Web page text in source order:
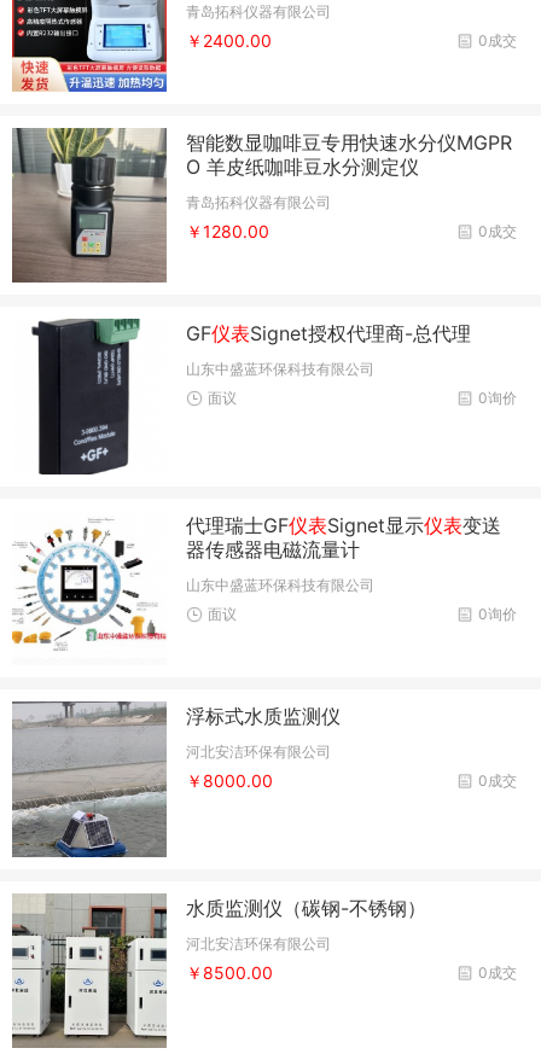
青岛拓科仪器有限公司
0成交
￥2400.00
智能数显咖啡豆专用快速水分仪MGPR
O 羊皮纸咖啡豆水分测定仪
青岛拓科仪器有限公司
0成交
￥1280.00
GF仪表Signet授权代理商-总代理
山东中盛蓝环保科技有限公司
0询价
面议
代理瑞士GF仪表Signet显示仪表变送
器传感器电磁流量计
山东中盛蓝环保科技有限公司
0询价
面议
浮标式水质监测仪
河北安洁环保有限公司
0成交
￥8000.00
水质监测仪（碳钢-不锈钢）
河北安洁环保有限公司
0成交
￥8500.00